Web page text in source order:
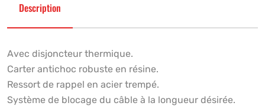
Description
Avec disjoncteur thermique.
Carter antichoc robuste en résine.
Ressort de rappel en acier trempé.
Système de blocage du câble à la longueur désirée.